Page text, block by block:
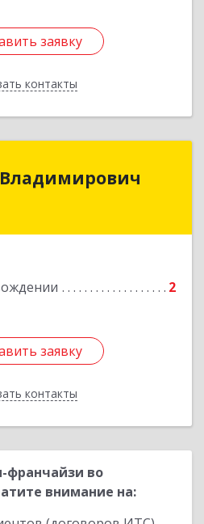
заявку
контакты
заявку
Назад
2
заявку
контакты
Владимирович
край, г. Находка, ул.
заявку
Назад
во
внимание на: